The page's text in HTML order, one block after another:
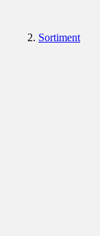
Sortiment